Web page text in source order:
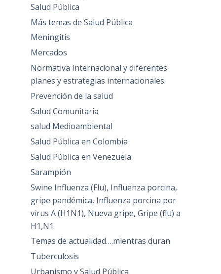
Salud Pública
Más temas de Salud Pública
Meningitis
Mercados
Normativa Internacional y diferentes
planes y estrategias internacionales
Prevención de la salud
Salud Comunitaria
salud Medioambiental
Salud Pública en Colombia
Salud Pública en Venezuela
Sarampión
Swine Influenza (Flu), Influenza porcina,
gripe pandémica, Influenza porcina por
virus A (H1N1), Nueva gripe, Gripe (flu) a
H1,N1
Temas de actualidad….mientras duran
Tuberculosis
Urbanismo y Salud Pública